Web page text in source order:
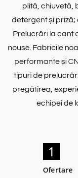
plită, chiuvetă,
detergent și priză;
Prelucrări la cant
nouse. Fabricile
performante și
tipuri de
pregătirea,
echipei de
Ofertare